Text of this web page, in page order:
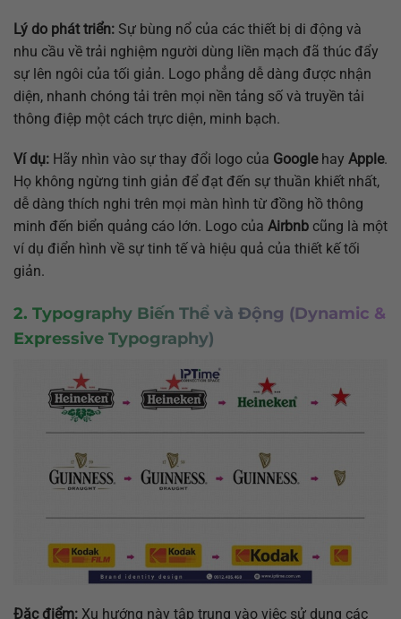
Lý do phát triển: Sự bùng nổ của các thiết bị di động và
nhu cầu về trải nghiệm người dùng liền mạch đã thúc đẩy
sự lên ngôi của tối giản. Logo phẳng dễ dàng được nhận
diện, nhanh chóng tải trên mọi nền tảng số và truyền tải
thông điệp một cách trực diện, minh bạch.
Ví dụ: Hãy nhìn vào sự thay đổi logo của Googlehay Apple.
Họ không ngừng tinh giản để đạt đến sự thuần khiết nhất,
dễ dàng thích nghi trên mọi màn hình từ đồng hồ thông
minh đến biển quảng cáo lớn. Logo của Airbnb cũng là một
ví dụ điển hình về sự tinh tế và hiệu quả của thiết kế tối
giản.
2. Typography Biến Thể và Động (Dynamic &
Expressive Typography)
Đặc điểm: Xu hướng này tập trung vào việc sử dụng các